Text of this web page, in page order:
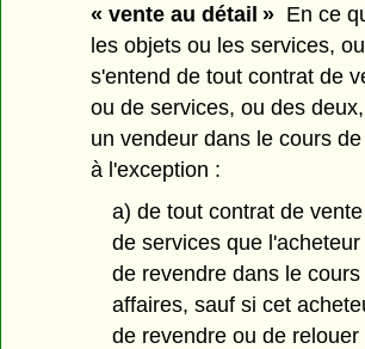
« vente au détail » En ce
les objets ou les services,
s'entend de tout contrat de
ou de services, ou des
un vendeur dans le cours
à l'exception :
a) de tout contrat de
de services que
de revendre dans le
affaires, sauf si cet
de revendre ou de relouer